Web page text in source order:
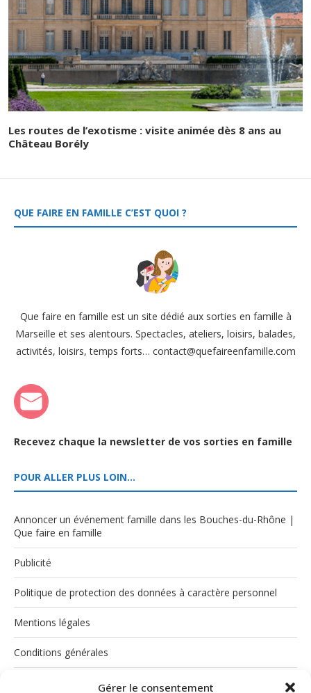
Gérer le consentement
Les routes de l’exotisme : visite animée dès 8 ans au
Château Borély
QUE FAIRE EN FAMILLE C’EST QUOI ?
Que faire en famille est un site dédié aux sorties en famille à
Marseille et ses alentours. Spectacles, ateliers, loisirs, balades,
activités, loisirs, temps forts… contact@quefaireenfamille.com
Recevez chaque la newsletter de vos sorties en famille
POUR ALLER PLUS LOIN…
Annoncer un événement famille dans les Bouches-du-Rhône |
Que faire en famille
Publicité
Politique de protection des données à caractère personnel
Mentions légales
Conditions générales
Politique de cookies (UE)